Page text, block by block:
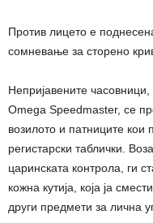
Против лицето е
сомневање за сторено
Непријавените
Omega Speedmaster, се
возилото и патниците кои
регистарски таблички.
царинската контрола, ги
кожна кутија, која ја
други предмети за лична